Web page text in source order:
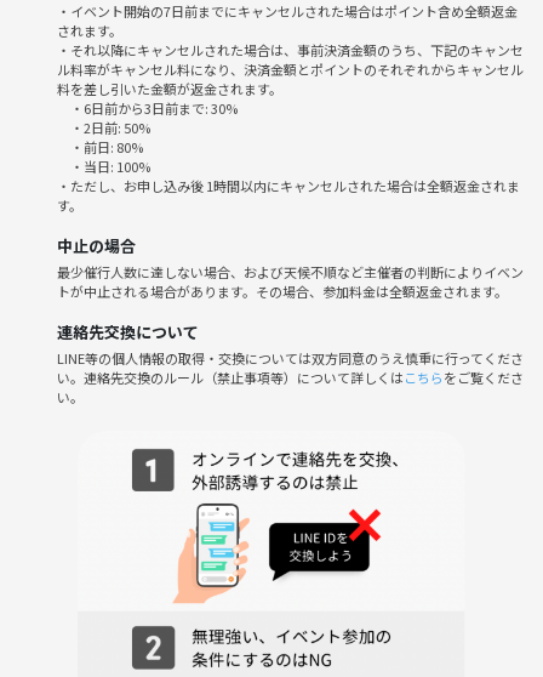
《つなげーと上でのLINE IDの交換・聞き出す行為は禁止されています》
・イベント開始の7日前までにキャンセルされた場合はポイント含め全額返金
されます。
・それ以降にキャンセルされた場合は、事前決済金額のうち、下記のキャンセ
ル料率がキャンセル料になり、決済金額とポイントのそれぞれからキャンセル
料を差し引いた金額が返金されます。
・6日前から3日前まで: 30%
・2日前: 50%
・前日: 80%
・当日: 100%
・ただし、お申し込み後 1時間以内にキャンセルされた場合は全額返金されま
す。
中止の場合
最少催行人数に達しない場合、および天候不順など主催者の判断によりイベン
トが中止される場合があります。その場合、参加料金は全額返金されます。
連絡先交換について
LINE等の個人情報の取得・交換については双方同意のうえ慎重に行ってくださ
い。連絡先交換のルール（禁止事項等）について詳しくはこちらをご覧くださ
い。